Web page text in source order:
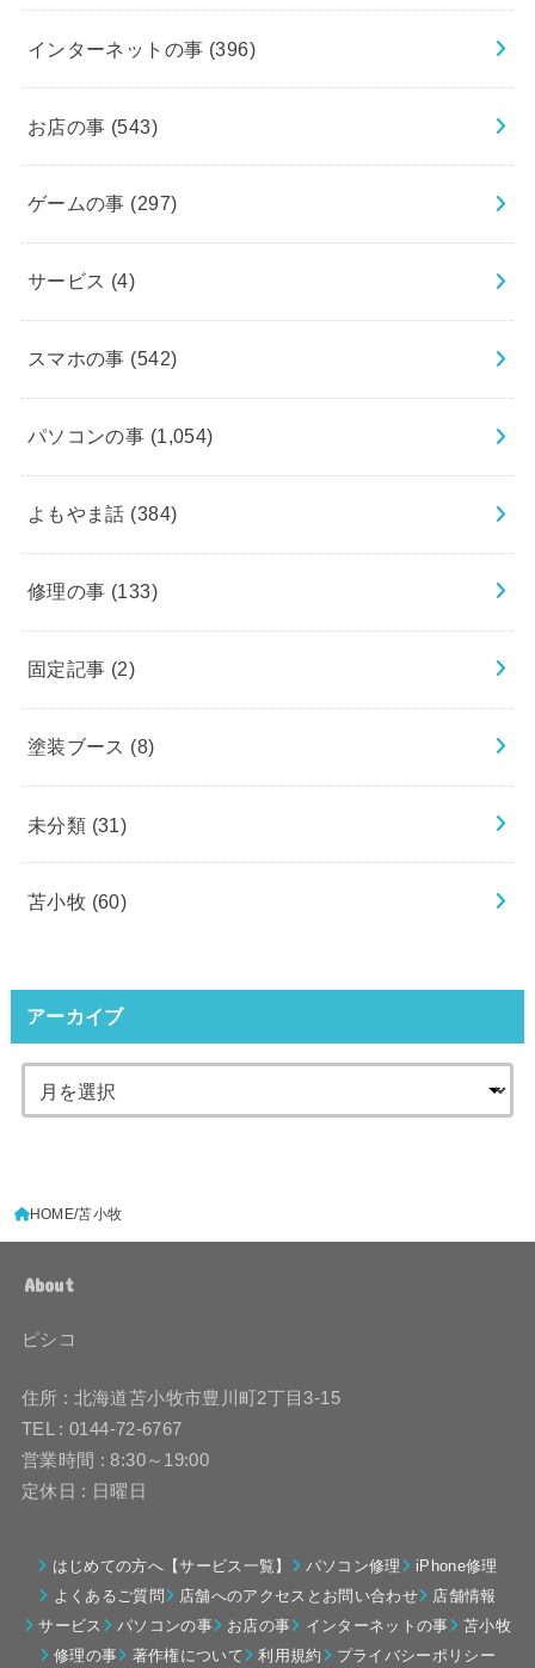
インターネットの事 (396)
お店の事 (543)
ゲームの事 (297)
サービス (4)
スマホの事 (542)
パソコンの事 (1,054)
よもやま話 (384)
修理の事 (133)
固定記事 (2)
塗装ブース (8)
未分類 (31)
苫小牧 (60)
アーカイブ
HOME 苫小牧
About
ピシコ
住所 : 北海道苫小牧市豊川町2丁目3-15
TEL : 0144-72-6767
営業時間 : 8:30～19:00
定休日 : 日曜日
はじめての方へ【サービス一覧】 パソコン修理
iPhone修理
よくあるご質問
店舗へのアクセスとお問い合わせ
店舗情報
サービス
パソコンの事 お店の事 インターネットの事
苫小牧
修理の事
著作権について 利用規約 プライバシーポリシー